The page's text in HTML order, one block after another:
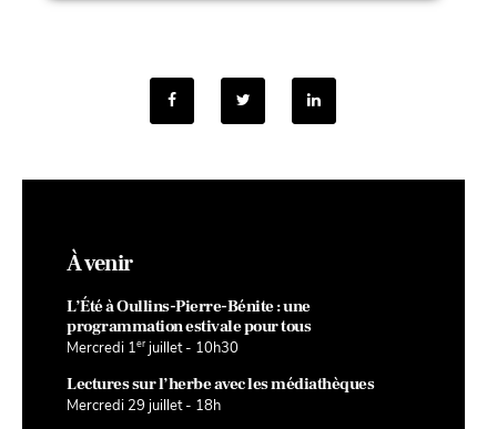
À venir
L’Été à Oullins-Pierre-Bénite : une
programmation estivale pour tous
Mercredi 1er juillet - 10h30
Lectures sur l’herbe avec les médiathèques
Mercredi 29 juillet - 18h